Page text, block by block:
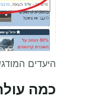
היעדים
כמה